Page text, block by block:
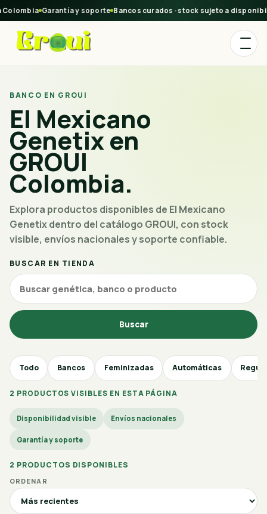
Garantía y soporte Bancos curados · stock sujeto a
BANCO EN GROUI
El Mexicano
Genetix en
GROUI
Colombia.
Explora productos disponibles de El Mexicano
Genetix dentro del catálogo GROUI, con stock
visible, envíos nacionales y soporte confiable.
BUSCAR EN TIENDA
Buscar
Todo Bancos Feminizadas Automáticas
2 PRODUCTOS VISIBLES EN ESTA PÁGINA
Disponibilidad visible Envíos nacionales
Garantía y soporte
2 PRODUCTOS DISPONIBLES
ORDENAR